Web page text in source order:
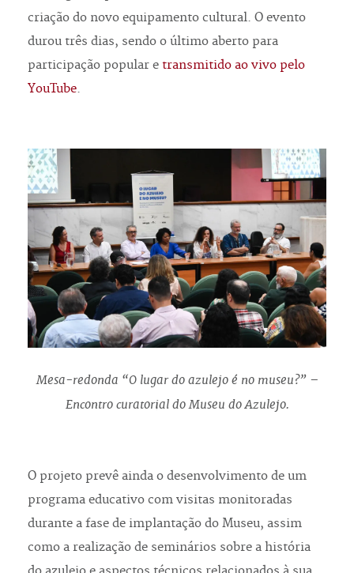
criação do novo equipamento cultural. O evento
durou três dias, sendo o último aberto para
participação popular e transmitido ao vivo pelo
YouTube.
Mesa-redonda “O lugar do azulejo é no museu?” –
Encontro curatorial do Museu do Azulejo.
O projeto prevê ainda o desenvolvimento de um
programa educativo com visitas monitoradas
durante a fase de implantação do Museu, assim
como a realização de seminários sobre a história